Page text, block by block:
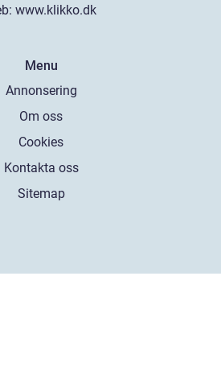
www.klikko.dk
Menu
Annonsering
Om oss
Cookies
Kontakta oss
Sitemap